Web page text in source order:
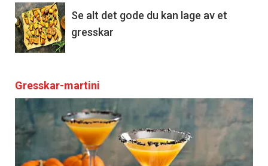
Se alt det gode du kan lage av et
gresskar
Gresskar-martini